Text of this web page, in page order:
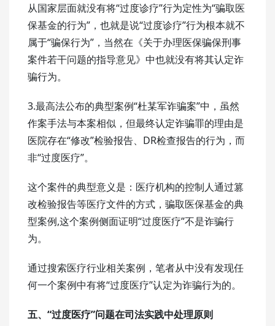
从国家层面就没有将“过度诊疗”行为定性为“骗取医
保基金的行为”，也就是说“过度诊疗”行为根本就不
属于“骗保行为”，当然在《关于办理医保骗保刑事
案件若干问题的指导意见》中也就没有将其认定诈
骗行为。
3.最高法公布的典型案例“杜某军诈骗案”中，虽然
作案手法与本案相似，但最终认定诈骗罪的理由是
医院存在“修改”检验报告、DR检查报告的行为，而
非“过度医疗”。
这个案件的典型意义是：医疗机构的控制人通过篡
改检验报告等医疗文件的方式，骗取医保基金的典
型案例,这个案例侧面证明“过度医疗”不是诈骗行
为。
通过搜索医疗行业相关案例，笔者从中没有发现任
何一个案例中有将“过度医疗”认定为诈骗行为的。
五、“过度医疗”问题在司法实践中处理原则